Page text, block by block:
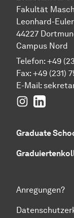
Fakultät
Leonhard-
44227
Campus Nord
Telefon: +49
Fax: +49 (231)
E-Mail:
Instagram
LinkedIn
Graduate
Anregungen?